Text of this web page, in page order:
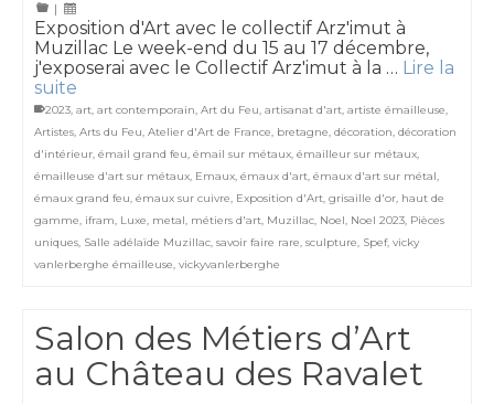
|
Exposition d'Art avec le collectif Arz'imut à
Muzillac Le week-end du 15 au 17 décembre,
j'exposerai avec le Collectif Arz'imut à la … Lire la
suite
2023, art, art contemporain, Art du Feu, artisanat d'art, artiste émailleuse,
Artistes, Arts du Feu, Atelier d'Art de France, bretagne, décoration, décoration
d'intérieur, émail grand feu, émail sur métaux, émailleur sur métaux,
émailleuse d'art sur métaux, Emaux, émaux d'art, émaux d'art sur métal,
émaux grand feu, émaux sur cuivre, Exposition d'Art, grisaille d'or, haut de
gamme, ifram, Luxe, metal, métiers d'art, Muzillac, Noel, Noel 2023, Pièces
uniques, Salle adélaïde Muzillac, savoir faire rare, sculpture, Spef, vicky
vanlerberghe émailleuse, vickyvanlerberghe
Salon des Métiers d’Art
au Château des Ravalet